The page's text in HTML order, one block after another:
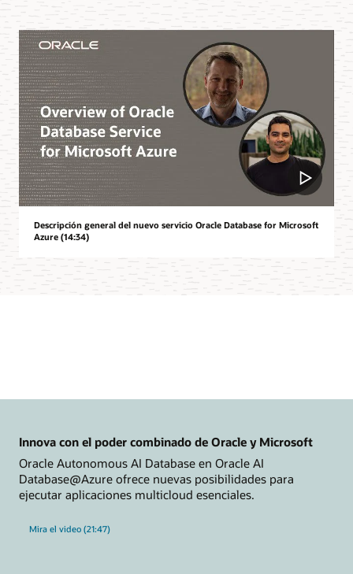
Descripción general del nuevo servicio Oracle Database for Microsoft
Azure (14:34)
Innova con el poder combinado de Oracle y Microsoft
Oracle Autonomous AI Database en Oracle AI
Database@Azure ofrece nuevas posibilidades para
ejecutar aplicaciones multicloud esenciales.
Mira el video (21:47)